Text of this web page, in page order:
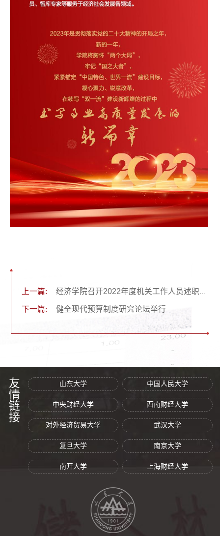
上一篇: 经济学院召开2022年度机关工作人员述职考评会
下一篇: 健全现代预算制度研究论坛举行
友情链接 山东大学 中国人民大学
中央财经大学 西南财经大学
对外经济贸易大学 武汉大学
复旦大学 南京大学
南开大学 上海财经大学